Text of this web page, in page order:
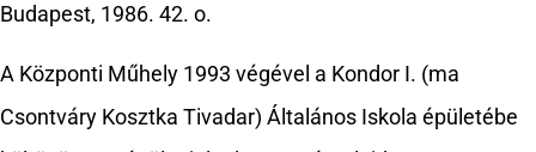
Budapest, 1986. 42. o.
A Központi Műhely 1993 végével a Kondor I. (ma
Csontváry Kosztka Tivadar) Általános Iskola épületébe